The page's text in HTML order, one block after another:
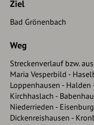
Ziel
Bad Grönenbach
Weg
Streckenverlauf bzw.
Maria Vesperbild -
Loppenhausen -
Kirchhaslach -
Niederrieden -
Dickenreishausen -